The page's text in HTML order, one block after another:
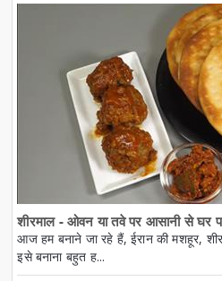
शीरमाल - ओवन या तवे पर आसानी से घर
आज हम बनाने जा रहे हैं, ईरान की मशहूर,
इसे बनाना बहुत ह...